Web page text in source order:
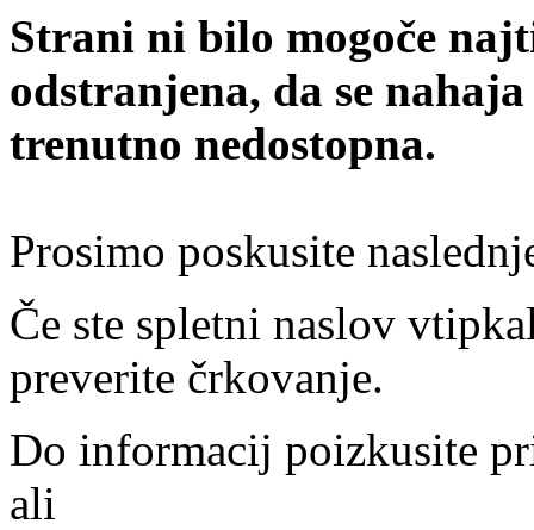
Strani ni bilo mogoče
odstranjena, da se
trenutno nedostopna.
Prosimo poskusite
Če ste spletni naslov
preverite črkovanje.
Do informacij poizkusite
ali